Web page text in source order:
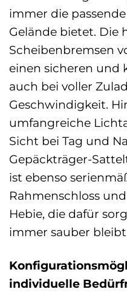
immer die
Gelände bietet. Die
Scheibenbremsen
einen sicheren und
auch bei voller
Geschwindigkeit.
umfangreiche
Sicht bei Tag und
Gepäckträger-
ist ebenso
Rahmenschloss
Hebie, die dafür
immer sauber
individuelle